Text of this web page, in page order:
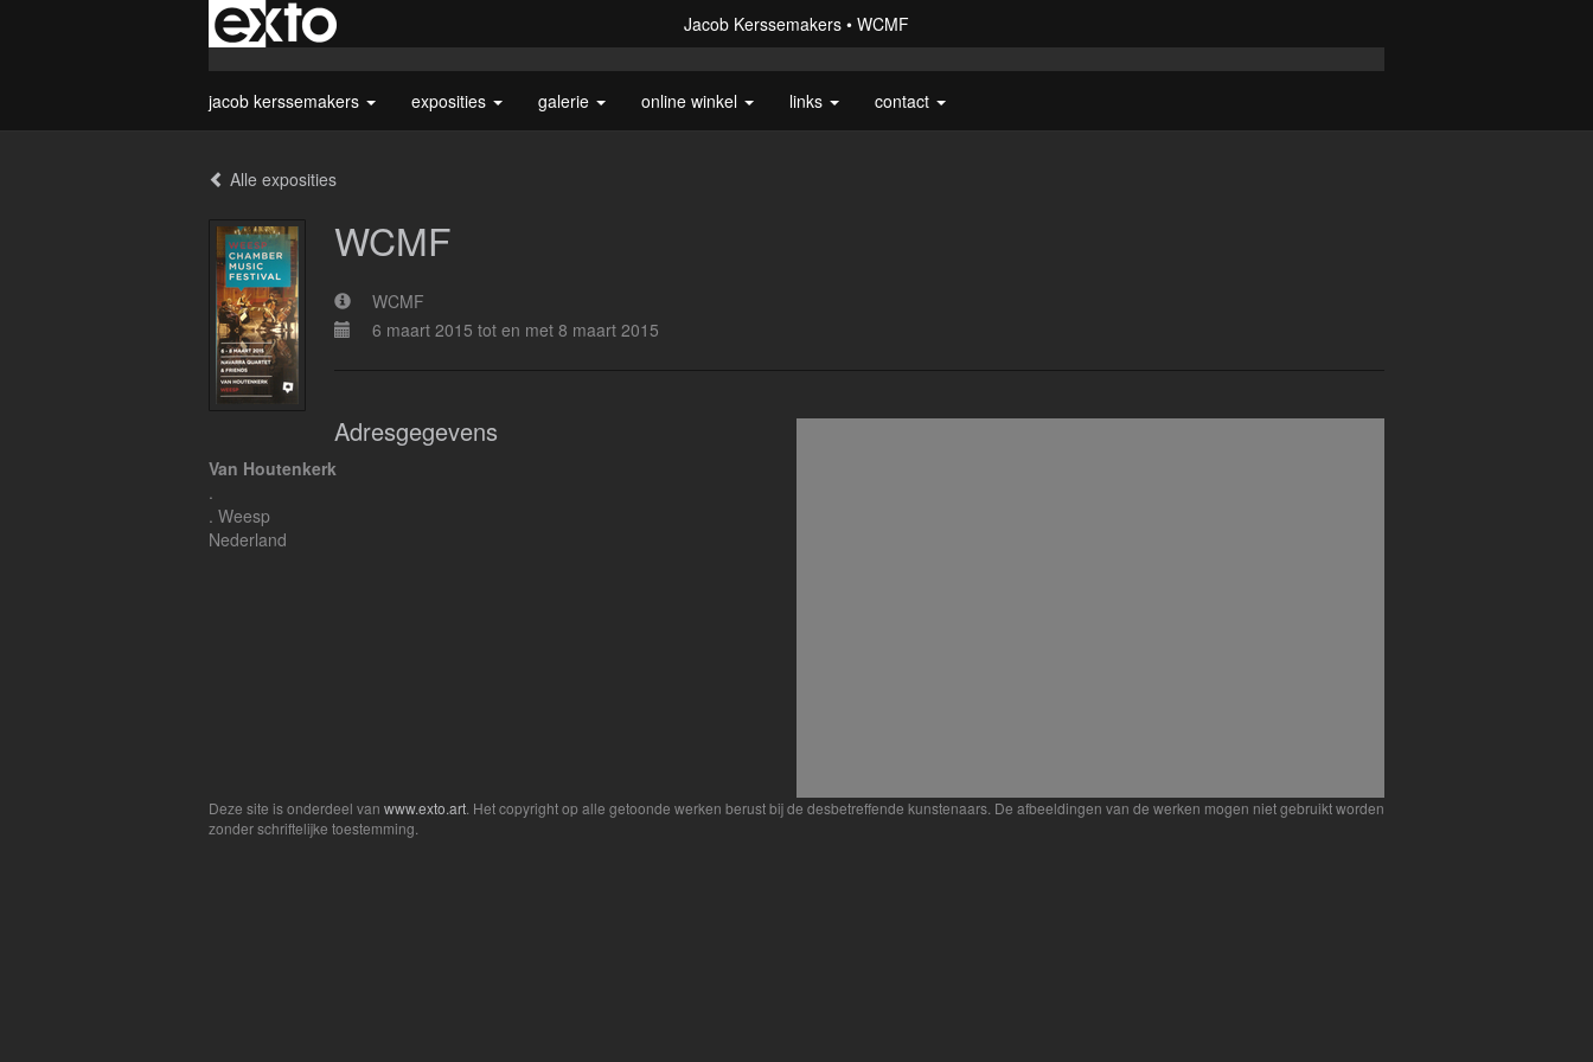
Jacob Kerssemakers WCMF
jacob kerssemakers exposities galerie online winkel links contact
Alle exposities
WCMF
WCMF
6 maart 2015 tot en met 8 maart 2015
Adresgegevens
Van Houtenkerk
.
. Weesp
Nederland
Deze site is onderdeel van www.exto.art . Het copyright op alle getoonde werken berust bij de desbetreffende kunstenaars. De afbeeldingen van de werken mogen niet gebruikt worden
zonder schriftelijke toestemming.